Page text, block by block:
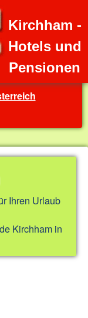
Kirchham -
Hotels und
Pensionen
Ihren Urlaub
Kirchham in